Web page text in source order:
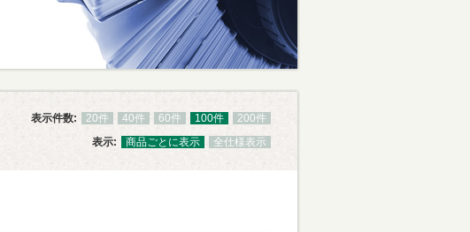
表示件数: 20件 40件 60件 100件
200件
表示:
商品ごとに表示 全仕様表示